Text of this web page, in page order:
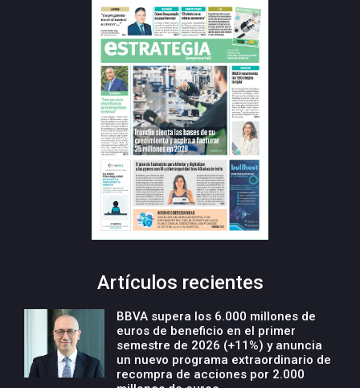
Artículos recientes
BBVA supera los 6.000 millones de
euros de beneficio en el primer
semestre de 2026 (+11%) y anuncia
un nuevo programa extraordinario de
recompra de acciones por 2.000